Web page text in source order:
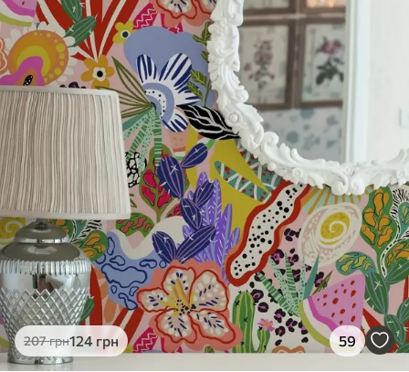
207грн124 грн 59